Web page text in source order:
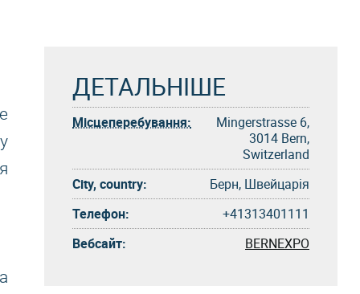
ДЕТАЛЬНІШЕ
Місцеперебування:
Mingerstrasse 6,
3014 Bern,
Switzerland
City, country:
Берн, Швейцарія
Телефон:
+41313401111
Вебсайт:
BERNEXPO